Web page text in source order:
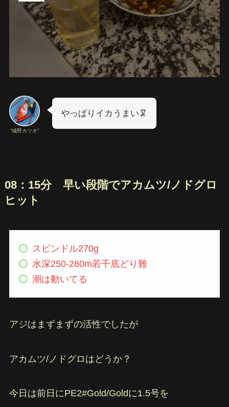
“城野カツオ”
やっぱりイカうまい🦑
08：15分 早い段階でアカムツ/ノドグロ
ヒット
スピンドル270g
水深250-280m若干底どり難
潮は動いてる
アジはまずまずの活性でしたが
アカムツ/ノドグロはどうか？
今日は前日にPE2#Gold/Goldに1.5号を